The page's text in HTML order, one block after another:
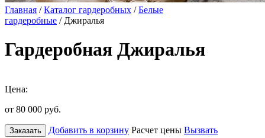
Главная /Каталог гардеробных /Белые
гардеробные / Джиралья
Гардеробная Джиралья
Цена:
от 80 000 руб.
Заказать Добавить в корзину Расчет цены Вызвать